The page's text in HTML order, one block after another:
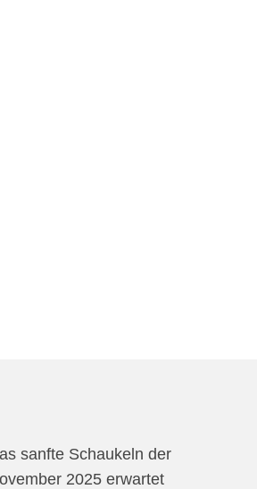
sanfte Schaukeln der
2025 erwartet